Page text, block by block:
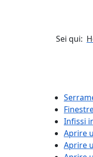
Sei qui:
Infissi
Aprire
Aprire